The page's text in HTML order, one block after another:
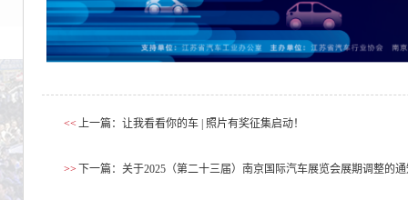
<<上一篇：让我看看你的车 | 照片有奖征集启动！
>> 下一篇：关于2025（第二十三届）南京国际汽车展览会展期调整的